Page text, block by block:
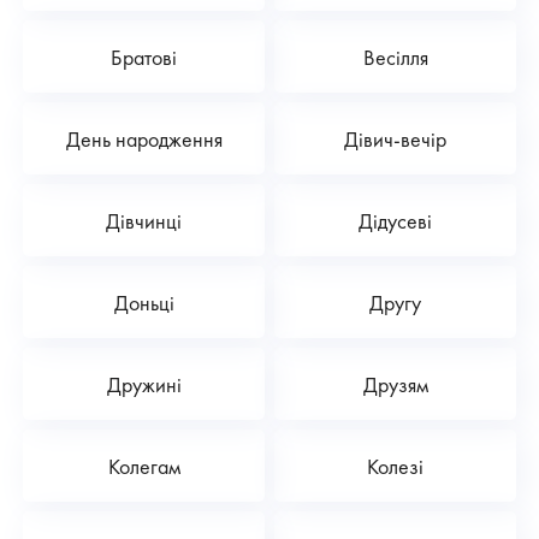
Братові Весілля
День народження Дівич-вечір
Дівчинці Дідусеві
Доньці Другу
Дружині Друзям
Колегам Колезі